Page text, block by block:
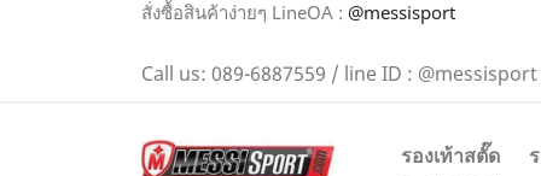
สั่งซื้อสินค้าง่ายๆ LineOA : @messisport
Call us: 089-6887559 / line ID : @messisport
รองเท้าสตั๊ด